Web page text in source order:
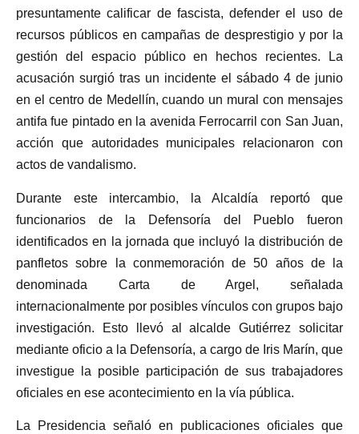
presuntamente calificar de fascista, defender el uso de
recursos públicos en campañas de desprestigio y por la
gestión del espacio público en hechos recientes. La
acusación surgió tras un incidente el sábado 4 de junio
en el centro de Medellín, cuando un mural con mensajes
antifa fue pintado en la avenida Ferrocarril con San Juan,
acción que autoridades municipales relacionaron con
actos de vandalismo.
Durante este intercambio, la Alcaldía reportó que
funcionarios de la Defensoría del Pueblo fueron
identificados en la jornada que incluyó la distribución de
panfletos sobre la conmemoración de 50 años de la
denominada Carta de Argel, señalada
internacionalmente por posibles vínculos con grupos bajo
investigación. Esto llevó al alcalde Gutiérrez solicitar
mediante oficio a la Defensoría, a cargo de Iris Marín, que
investigue la posible participación de sus trabajadores
oficiales en ese acontecimiento en la vía pública.
La Presidencia señaló en publicaciones oficiales que